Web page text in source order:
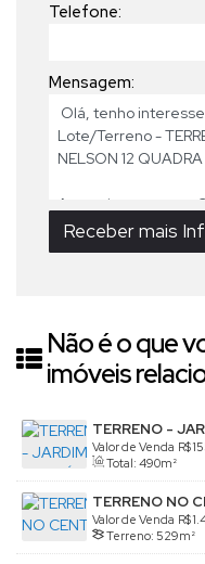
Telefone:
Mensagem:
Não é o que
imóveis
TERRENO -
R$
Valor de Venda
São Paulo,
Total: 490m²
TERRENO NO
NOBRE
R$
Valor de Venda
BrasilTerreno: 529m²